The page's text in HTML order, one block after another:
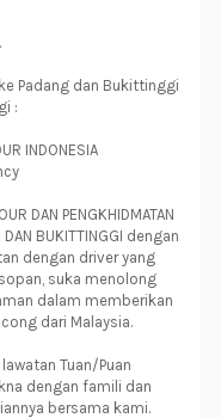
Padang dan Bukittinggi
:
INDONESIA
DAN PENGKHIDMATAN
DAN BUKITTINGGI dengan
dengan driver yang
suka menolong
dalam memberikan
dari Malaysia.
Tuan/Puan
dengan famili dan
bersama kami.